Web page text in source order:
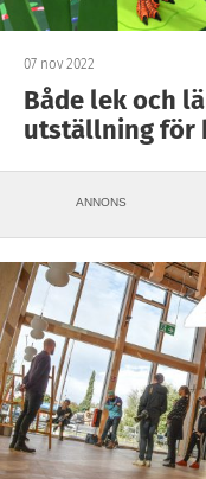
07 nov 2022
Både lek och
utställning för
ANNONS